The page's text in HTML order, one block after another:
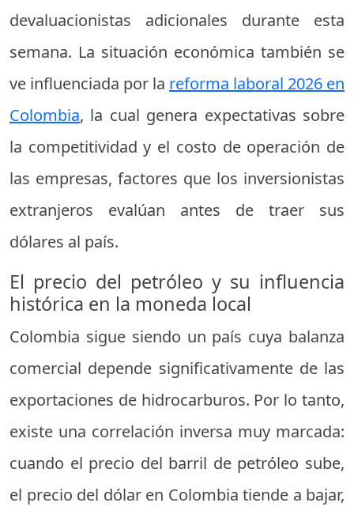
devaluacionistas adicionales durante esta
semana. La situación económica también se
ve influenciada por la reforma laboral 2026 en
Colombia, la cual genera expectativas sobre
la competitividad y el costo de operación de
las empresas, factores que los inversionistas
extranjeros evalúan antes de traer sus
dólares al país.
El precio del petróleo y su influencia
histórica en la moneda local
Colombia sigue siendo un país cuya balanza
comercial depende significativamente de las
exportaciones de hidrocarburos. Por lo tanto,
existe una correlación inversa muy marcada:
cuando el precio del barril de petróleo sube,
el precio del dólar en Colombia tiende a bajar,